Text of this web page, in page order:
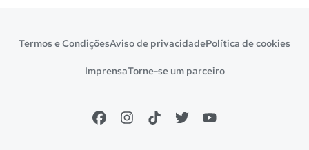
Escolas
Vs Mais Estudo/Neora Educa Brasil
Termos e CondiçõesAviso de privacidadePolítica de cookies
ImprensaTorne-se um parceiro